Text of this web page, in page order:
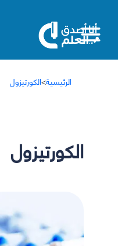
الرئيسية>الكورتيزول
الكورتيزول